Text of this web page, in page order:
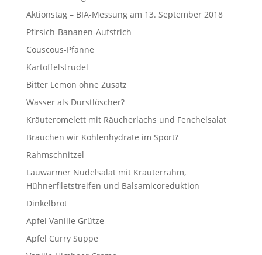
Aktionstag – BIA-Messung am 13. September 2018
Pfirsich-Bananen-Aufstrich
Couscous-Pfanne
Kartoffelstrudel
Bitter Lemon ohne Zusatz
Wasser als Durstlöscher?
Kräuteromelett mit Räucherlachs und Fenchelsalat
Brauchen wir Kohlenhydrate im Sport?
Rahmschnitzel
Lauwarmer Nudelsalat mit Kräuterrahm,
Hühnerfiletstreifen und Balsamicoreduktion
Dinkelbrot
Apfel Vanille Grütze
Apfel Curry Suppe